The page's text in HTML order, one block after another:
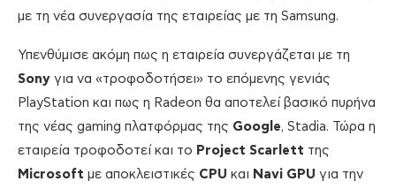
με τη νέα συνεργασία της εταιρείας με τη Samsung.
Υπενθύμισε ακόμη πως η εταιρεία συνεργάζεται με τη
Sony για να «τροφοδοτήσει» το επόμενης γενιάς
PlayStation και πως η Radeon θα αποτελεί βασικό πυρήνα
της νέας gaming πλατφόρμας της Google, Stadia. Τώρα η
εταιρεία τροφοδοτεί και το Project Scarlett της
Microsoft με αποκλειστικές CPU και Navi GPU για την